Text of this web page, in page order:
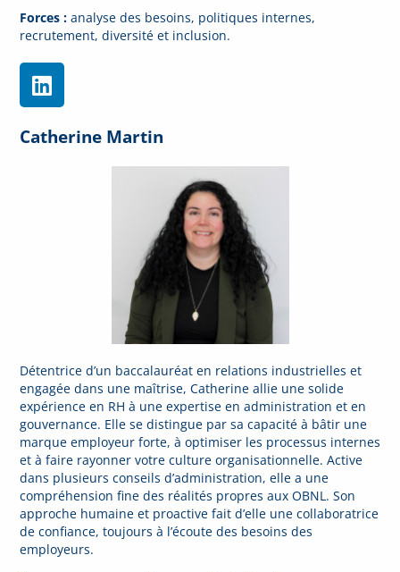
Forces : analyse des besoins, politiques internes,
recrutement, diversité et inclusion.
Catherine Martin
Détentrice d’un baccalauréat en relations industrielles et
engagée dans une maîtrise, Catherine allie une solide
expérience en RH à une expertise en administration et en
gouvernance. Elle se distingue par sa capacité à bâtir une
marque employeur forte, à optimiser les processus internes
et à faire rayonner votre culture organisationnelle. Active
dans plusieurs conseils d’administration, elle a une
compréhension fine des réalités propres aux OBNL. Son
approche humaine et proactive fait d’elle une collaboratrice
de confiance, toujours à l’écoute des besoins des
employeurs.